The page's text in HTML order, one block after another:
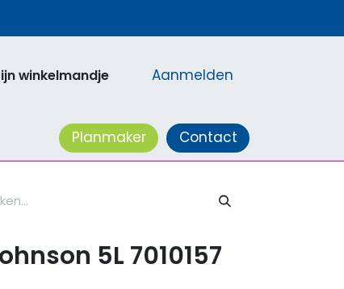
winkelmandje Aanmelden
Planmaker Contact
5L 7010157